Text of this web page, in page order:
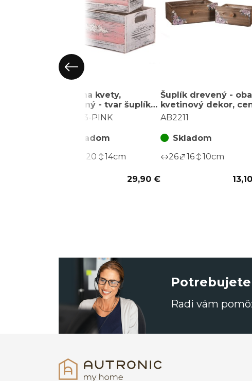
Obal na kvety,
drevený - tvar šuplíka,
ružový, cena za sadu 2
AB2163-PINK
Skladom
20 14cm
29,90 €
Šuplík drevený -
kvetinový dekor,
za sadu 2 ks
AB2211
Skladom
26
16 10cm
Radi vám